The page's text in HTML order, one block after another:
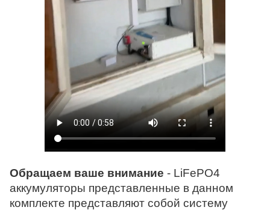
Обращаем ваше внимание - LiFePO4
аккумуляторы представленные в данном
комплекте представляют собой систему